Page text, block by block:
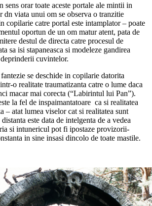
sens orar toate aceste portale ale mintii in
dn viata unui om se observa o tranzitie
copilarie catre portal este intamplator – poate
oportun de un om matur atent, pata de
destul de directa catre procesul de
sa isi stapaneasca si modeleze gandirea
cuvintelor.
se deschide in copilarie datorita
o realitate traumatizanta catre o lume daca
macar mai corecta (“Labirintul lui Pan”).
la fel de inspaimantatoare ca si realitatea
– atat lumea viselor cat si realitatea sunt
este data de intelgenta de a vedea
si intunericul pot fi ipostaze provizorii-
in sine insasi dincolo de toate mastile.